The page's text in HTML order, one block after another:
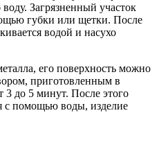
Загрязненный участок
губки или щетки. После
водой и насухо
его поверхность можно
приготовленным в
3 до 5 минут. После этого
с помощью воды, изделие